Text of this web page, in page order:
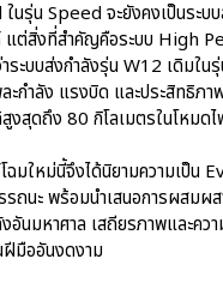
น Speed จะยังคงเป็นระบ
แต่สิ่งที่สำคัญคือระบบ High
ะบบส่งกำลังรุ่น W12 เดิมใน
ละกำลัง แรงบิด และประสิทธิภ
งสุดถึง 80 กิโลเมตรในโหมด
ฉมใหม่นี้จึงได้นิยามความเป็น
ถนะ พร้อมนำเสนอการผสมผส
อันมหาศาล เสถียรภาพและคว
มืออันงดงาม